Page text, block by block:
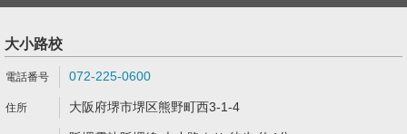
大小路校
072-225-0600
大阪府堺市堺区熊野町西3-1-4